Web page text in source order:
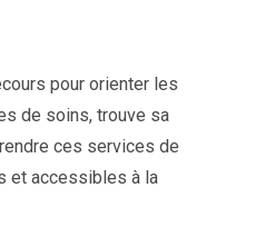
pour orienter les
de soins, trouve sa
ces services de
et accessibles à la